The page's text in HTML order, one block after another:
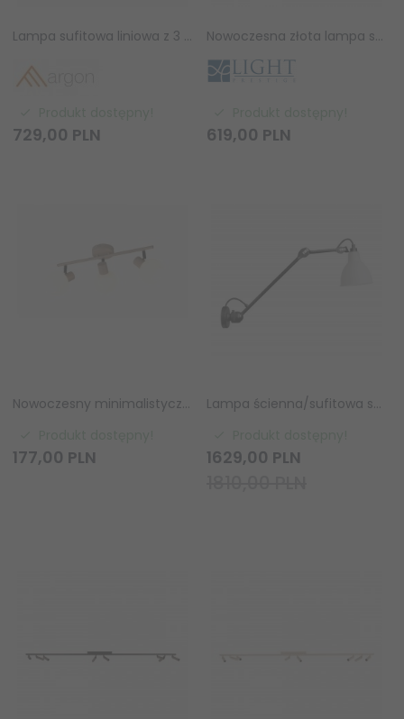
Lampa sufitowa liniowa z 3 reflektorami regulowana beżowa minimalistyczna uniwersalna LINCA 6367 Argon
729,00 PLN
Nowoczesna złota lampa sufitowa plafon klosze kule DORADO LP-002/6C LIGHT PRESTIGE
619,00 PLN
Nowoczesny minimalistyczny plafon sufitowy potrójny beżowy szklane okrągłe klosze BOBA R86373043 RL
177,00 PLN
Lampa ścienna/sufitowa szklana na wysięgniku biało-czarna klasyczna regulowane ramię 304 L40 BL-GL DCW Editions
1629,00 PLN